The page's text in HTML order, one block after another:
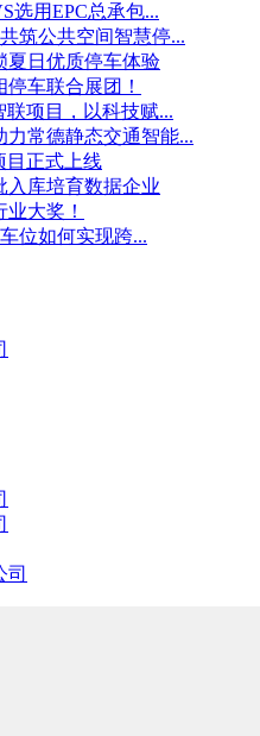
选用EPC总承包...
筑公共空间智慧停...
日优质停车体验
车联合展团！
项目，以科技赋...
常德静态交通智能...
目正式上线
入库培育数据企业
大奖！
位如何实现跨...
司